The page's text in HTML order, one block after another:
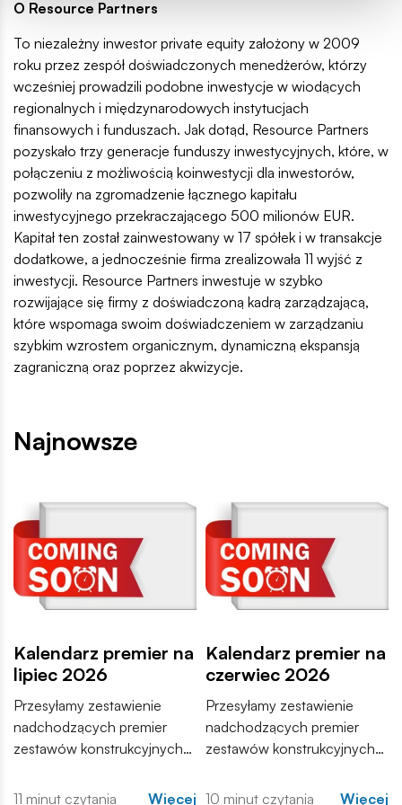
O Resource Partners
To niezależny inwestor private equity założony w 2009
roku przez zespół doświadczonych menedżerów, którzy
wcześniej prowadzili podobne inwestycje w wiodących
regionalnych i międzynarodowych instytucjach
finansowych i funduszach. Jak dotąd, Resource Partners
pozyskało trzy generacje funduszy inwestycyjnych, które, w
połączeniu z możliwością koinwestycji dla inwestorów,
pozwoliły na zgromadzenie łącznego kapitału
inwestycyjnego przekraczającego 500 milionów EUR.
Kapitał ten został zainwestowany w 17 spółek i w transakcje
dodatkowe, a jednocześnie firma zrealizowała 11 wyjść z
inwestycji. Resource Partners inwestuje w szybko
rozwijające się firmy z doświadczoną kadrą zarządzającą,
które wspomaga swoim doświadczeniem w zarządzaniu
szybkim wzrostem organicznym, dynamiczną ekspansją
zagraniczną oraz poprzez akwizycje.
Najnowsze
Kalendarz premier na
lipiec 2026
Przesyłamy zestawienie
nadchodzących premier
zestawów konstrukcyjnych
znajdują się zarówno
11 minut czytania Więcej
Kalendarz premier na
czerwiec 2026
Przesyłamy zestawienie
nadchodzących premier
zestawów konstrukcyjnych
znajdują się zarówno
10 minut czytania Więcej